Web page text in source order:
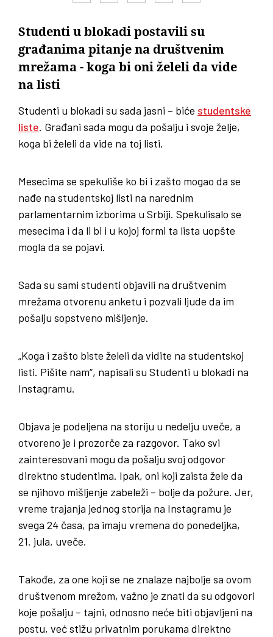
Studenti u blokadi postavili su
građanima pitanje na društvenim
mrežama - koga bi oni želeli da vide
na listi
Studenti u blokadi su sada jasni – biće studentske
liste. Građani sada mogu da pošalju i svoje želje,
koga bi želeli da vide na toj listi.
Mesecima se spekuliše ko bi i zašto mogao da se
nađe na studentskoj listi na narednim
parlamentarnim izborima u Srbiji. Spekulisalo se
mesecima i da li bi i u kojoj formi ta lista uopšte
mogla da se pojavi.
Sada su sami studenti objavili na društvenim
mrežama otvorenu anketu i pozvali ljude da im
pošalju sopstveno mišljenje.
„Koga i zašto biste želeli da vidite na studentskoj
listi. Pišite nam“, napisali su Studenti u blokadi na
Instagramu.
Objava je podeljena na storiju u nedelju uveče, a
otvoreno je i prozorče za razgovor. Tako svi
zainteresovani mogu da pošalju svoj odgovor
direktno studentima. Ipak, oni koji zaista žele da
se njihovo mišljenje zabeleži – bolje da požure. Jer,
vreme trajanja jednog storija na Instagramu je
svega 24 časa, pa imaju vremena do ponedeljka,
21. jula, uveče.
Takođe, za one koji se ne znalaze najbolje sa ovom
društvenom mrežom, važno je znati da su odgovori
koje pošalju – tajni, odnosno neće biti objavljeni na
postu, već stižu privatnim porukama direktno